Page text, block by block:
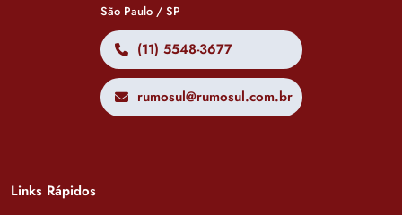
São Paulo / SP
(11) 5548-3677
rumosul@rumosul.com.br
Links Rápidos